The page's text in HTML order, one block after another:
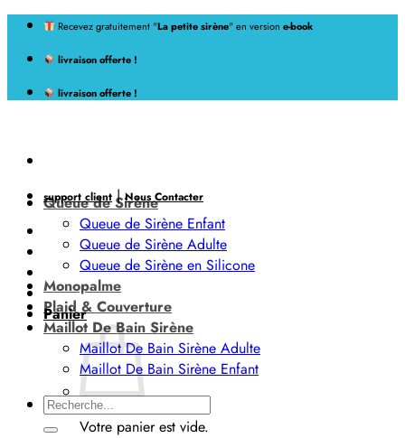
Passer
contenu
Recevez gratuitement "La petite sirène" en version e-book
livraison offerte !
livraison offerte !
support client |Nous Contacter
Panier
Votre panier est vide.
Queue de Sirène
Queue de Sirène Enfant
Queue de Sirène Adulte
Queue de Sirène en Silicone
Monopalme
Plaid & Couverture
Maillot De Bain Sirène
Maillot De Bain Sirène Adulte
Maillot De Bain Sirène Enfant
Recherche
pour :